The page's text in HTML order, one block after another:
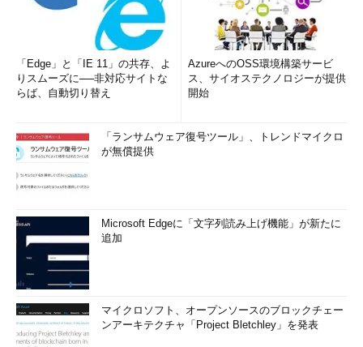
「Edge」と「IE 11」の共存、よ
りスムーズに──非対応サイトな
らば、自動切り替え
AzureへのOSS環境構築サービ
ス、サイオステクノロジーが提供
開始
「ランサムウェア復号ツール」、トレンドマイクロ
が無償提供
Microsoft Edgeに「文字列読み上げ機能」が新たに
追加
マイクロソフト、オープンソースのブロックチェー
ンアーキテクチャ「Project Bletchley」を発表